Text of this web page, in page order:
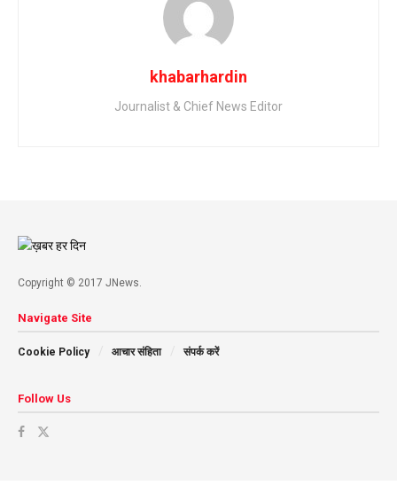
khabarhardin
Journalist & Chief News Editor
Copyright © 2017 JNews.
Navigate Site
Cookie Policy आचार संहिता संपर्क करें
Follow Us